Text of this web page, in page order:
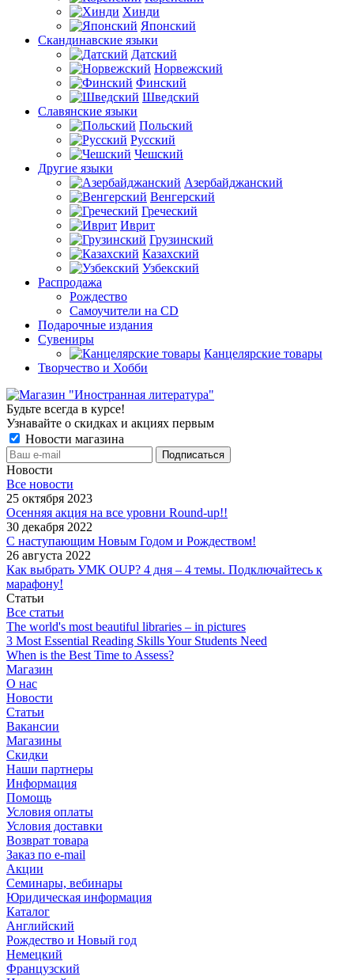
Хинди
Японский
Скандинавские языки
Датский
Норвежский
Финский
Шведский
Славянские языки
Польский
Русский
Чешский
Другие языки
Азербайджанский
Венгерский
Греческий
Иврит
Грузинский
Казахский
Узбекский
Распродажа
Рождество
Самоучители на CD
Подарочные издания
Сувениры
Канцелярские товары
Творчество и Хобби
Будьте всегда в курсе!
Узнавайте о скидках и акциях первым
Новости магазина
Новости
Все новости
25 октября 2023
Осенняя акция на все уровни Round-up!!
30 декабря 2022
С наступающим Новым Годом и Рождеством!
26 августа 2022
Как выбрать УМК OUP? 4 дня – 4 темы. Подключайтесь к
марафону!
Статьи
Все статьи
The world's most beautiful libraries – in pictures
3 Most Essential Reading Skills Your Students Need
When is the Best Time to Assess?
Магазин
О нас
Новости
Статьи
Вакансии
Магазины
Скидки
Наши партнеры
Информация
Помощь
Условия оплаты
Условия доставки
Возврат товара
Заказ по e-mail
Акции
Семинары, вебинары
Юридическая информация
Каталог
Английский
Рождество и Новый год
Немецкий
Французский